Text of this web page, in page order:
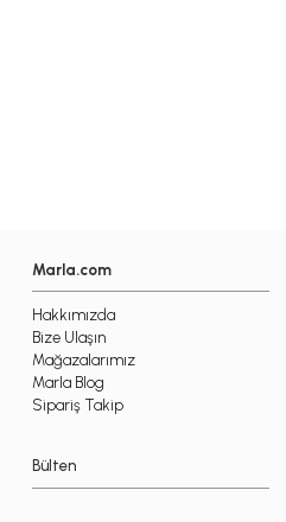
Marla.com
Hakkımızda
Bize Ulaşın
Mağazalarımız
Marla Blog
Sipariş Takip
Bülten